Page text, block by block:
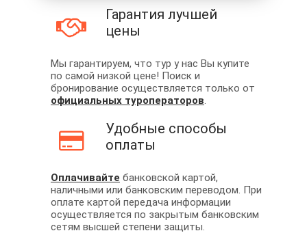
Гарантия лучшей
цены
Мы гарантируем, что тур у нас Вы купите
по самой низкой цене! Поиск и
бронирование осуществляется только от
официальных туроператоров.
Удобные способы
оплаты
Оплачивайте банковской картой,
наличными или банковским переводом. При
оплате картой передача информации
осуществляется по закрытым банковским
сетям высшей степени защиты.